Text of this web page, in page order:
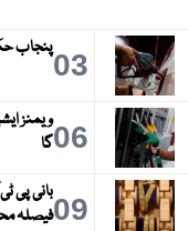
03پنجاب
06گا
09بانی پی
فیصلہ